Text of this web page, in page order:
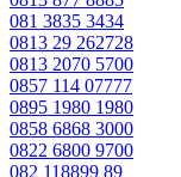
081 3835 3434
0813 29 262728
0813 2070 5700
0857 114 07777
0895 1980 1980
0858 6868 3000
0822 6800 9700
082 118899 89